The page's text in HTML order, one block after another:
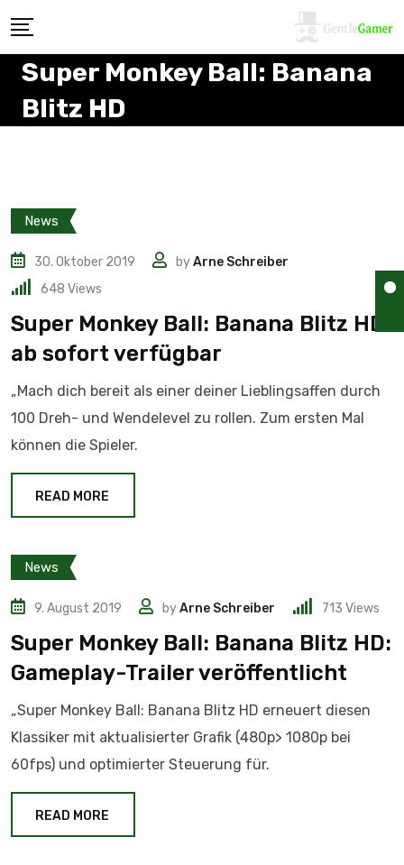
Super Monkey Ball: Banana
Blitz HD
News
30. Oktober 2019 byArne Schreiber
648 Views
Super Monkey Ball: Banana Blitz HD
ab sofort verfügbar
„Mach dich bereit als einer deiner Lieblingsaffen durch
100 Dreh- und Wendelevel zu rollen. Zum ersten Mal
können die Spieler.
READ MORE
News
9. August 2019 byArne Schreiber 713 Views
Super Monkey Ball: Banana Blitz HD:
Gameplay-Trailer veröffentlicht
„Super Monkey Ball: Banana Blitz HD erneuert diesen
Klassiker mit aktualisierter Grafik (480p> 1080p bei
60fps) und optimierter Steuerung für.
READ MORE